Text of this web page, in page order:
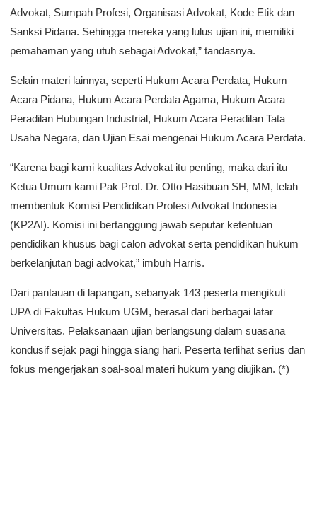
Advokat, Sumpah Profesi, Organisasi Advokat, Kode Etik dan
Sanksi Pidana. Sehingga mereka yang lulus ujian ini, memiliki
pemahaman yang utuh sebagai Advokat,” tandasnya.
Selain materi lainnya, seperti Hukum Acara Perdata, Hukum
Acara Pidana, Hukum Acara Perdata Agama, Hukum Acara
Peradilan Hubungan Industrial, Hukum Acara Peradilan Tata
Usaha Negara, dan Ujian Esai mengenai Hukum Acara Perdata.
“Karena bagi kami kualitas Advokat itu penting, maka dari itu
Ketua Umum kami Pak Prof. Dr. Otto Hasibuan SH, MM, telah
membentuk Komisi Pendidikan Profesi Advokat Indonesia
(KP2AI). Komisi ini bertanggung jawab seputar ketentuan
pendidikan khusus bagi calon advokat serta pendidikan hukum
berkelanjutan bagi advokat,” imbuh Harris.
Dari pantauan di lapangan, sebanyak 143 peserta mengikuti
UPA di Fakultas Hukum UGM, berasal dari berbagai latar
Universitas. Pelaksanaan ujian berlangsung dalam suasana
kondusif sejak pagi hingga siang hari. Peserta terlihat serius dan
fokus mengerjakan soal-soal materi hukum yang diujikan. (*)